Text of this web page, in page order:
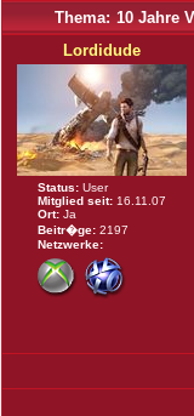
Thema: 10 Jahre
Lordidude
Status: User
Mitglied seit: 16.11.07
Ort: Ja
Beitr�ge: 2197
Netzwerke: